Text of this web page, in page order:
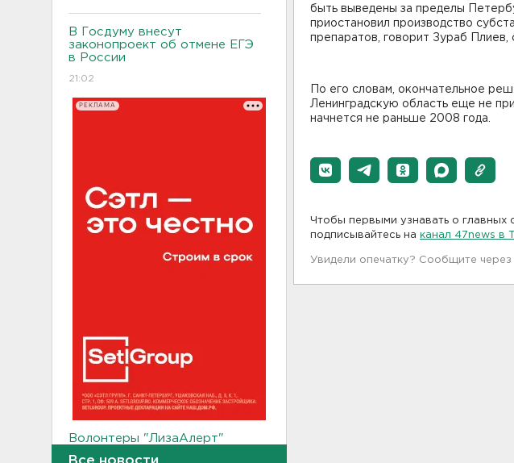
В Госдуму внесут
законопроект об отмене ЕГЭ
в России
21:02
РЕКЛАМА
Волонтеры "ЛизаАлерт"
Все новости
быть выведены за пределы
приостановил производство
препаратов, говорит Зураб Плиев,
По его словам, окончательное
Ленинградскую область еще не
начнется не раньше 2008 года.
Чтобы первыми узнавать о главных
подписывайтесь на канал 47news в
Увидели опечатку? Сообщите